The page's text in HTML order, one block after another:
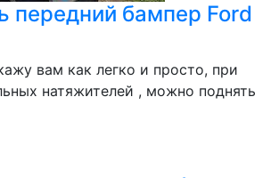
передний бампер Ford
вам как легко и просто, при
натяжителей , можно поднять